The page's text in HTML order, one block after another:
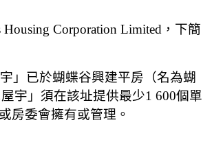
Corporation Limited，下簡
」已於蝴蝶谷興建平房（名為蝴
宇」須在該址提供最少1 600個單
房委會擁有或管理。